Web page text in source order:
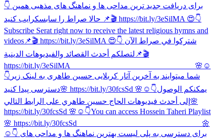
👇 برای دریافت جدید ترین مداحی ها و نماهنگ های مذهبی همین
حالا صراط را سابسکرایب کنید 📌🎬 https://bit.ly/3eSilMA 😍👇
Subscribe Serat right now to receive the latest religious hymns and
videos📌🎬 https://bit.ly/3eSilMA 😍👇 شتركوا في صراط الآن
لتصلكم أحدث القصائد والفيديوهات الدينية📌🎬
https://bit.ly/3eSilMA _______________________________ 🌸☺
👇شما میتوایند به آخرین آثار کربلایی حسین طاهری به لینک زیر
دسترسی پیدا کنید🌸 https://bit.ly/30fcsSd 🌸☺👇يمكنكم الوصول
إلى أحدث فيديوهات الحاج حسین طاهري على الرابط التالي🌸
https://bit.ly/30fcsSd 🌸☺👇You can access Hossein Taheri Playlist
🌸 https://bit.ly/30fcsSd _______________________________ 🌼
☺👇 برای دسترسی به پلی لیست بهترین نماهنگ ها و مداحی های